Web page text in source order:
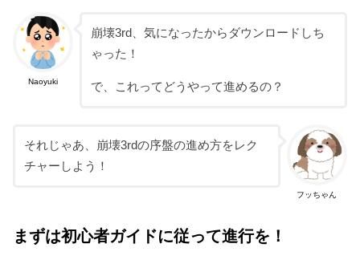
Naoyuki
崩壊3rd、気になったからダウンロードしち
ゃった！
で、これってどうやって進めるの？
フッちゃん
それじゃあ、崩壊3rdの序盤の進め方をレク
チャーしよう！
まずは初心者ガイドに従って進行を！